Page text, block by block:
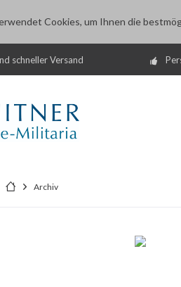
Cookies, um Ihnen die
schneller Versand
Archiv